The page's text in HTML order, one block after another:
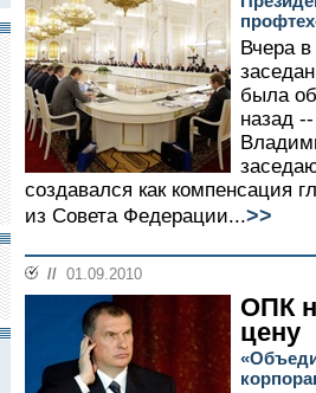
Вчера
была
назад
создавался как компенсация
из Совета Федерации...>>
// 01.09.2010
ОПК
цену